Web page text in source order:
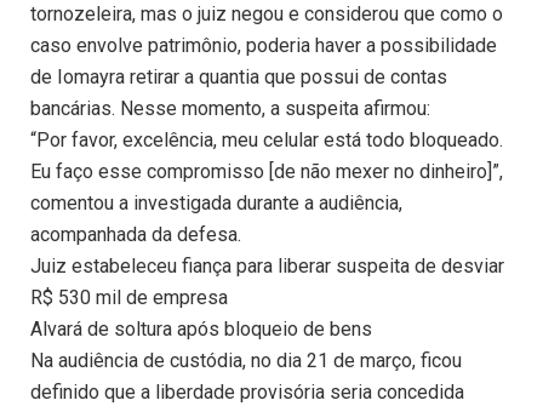
tornozeleira, mas o juiz negou e considerou que como o
caso envolve patrimônio, poderia haver a possibilidade
de Iomayra retirar a quantia que possui de contas
bancárias. Nesse momento, a suspeita afirmou:
“Por favor, excelência, meu celular está todo bloqueado.
Eu faço esse compromisso [de não mexer no dinheiro]”,
comentou a investigada durante a audiência,
acompanhada da defesa.
Juiz estabeleceu fiança para liberar suspeita de desviar
R$ 530 mil de empresa
Alvará de soltura após bloqueio de bens
Na audiência de custódia, no dia 21 de março, ficou
definido que a liberdade provisória seria concedida